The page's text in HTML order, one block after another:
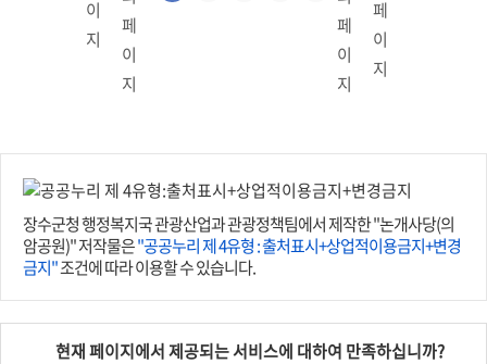
장수군청 행정복지국 관광산업과 관광정책팀에서 제작한 "논개사당(의
암공원)" 저작물은"공공누리 제 4유형 : 출처표시+상업적이용금지+변경
금지"조건에 따라 이용할 수 있습니다.
현재 페이지에서 제공되는 서비스에 대하여 만족하십니까?